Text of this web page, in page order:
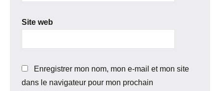
Site web
Enregistrer mon nom, mon e-mail et mon site
dans le navigateur pour mon prochain